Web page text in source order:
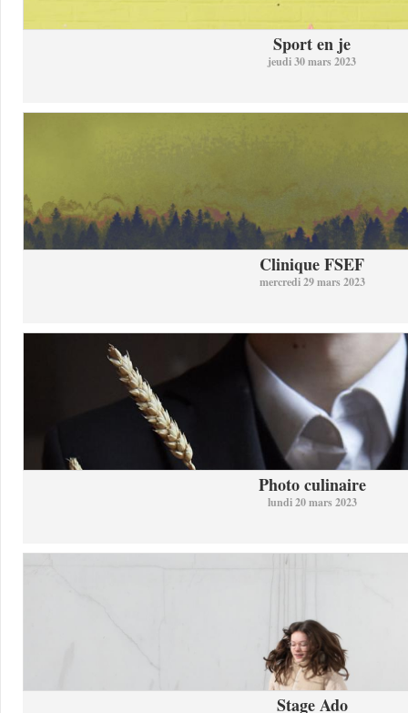
Sport en je
jeudi 30 mars 2023
Clinique FSEF
mercredi 29 mars 2023
Photo culinaire
lundi 20 mars 2023
Stage Ado